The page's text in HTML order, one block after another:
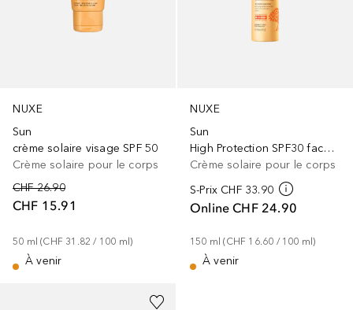
NUXE
Sun
crème solaire visage SPF 50
Crème solaire pour le corps
CHF 26.90
CHF 15.91
50 ml (CHF 31.82 / 100 ml)
À venir
NUXE
Sun
High Protection SPF30 face and body
Crème solaire pour le corps
S-Prix CHF 33.90
Online CHF 24.90
150 ml (CHF 16.60 / 100 ml)
À venir